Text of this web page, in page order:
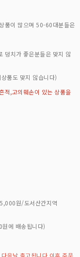
품이 많으며 50-60대분들은
덩치가 좋은분들은 맞지 않
품도 맞지 않습니다)
적,고의훼손이 있는 상품을
원/도서산간지역
에 배송됩니다)
음날 출고됩니다 이후 주문